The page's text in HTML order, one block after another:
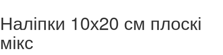
Наліпки 10х20 см плоскі
мікс